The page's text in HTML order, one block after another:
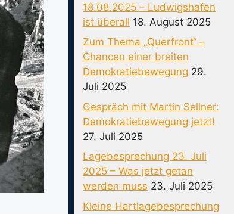
18.08.2025 – Ludwigshafen
ist überall 18. August 2025
Zum Thema „Querfront“ –
Chancen einer breiten
Demokratiebewegung 29.
Juli 2025
Gespräch mit Martin Sellner:
Demokratiebewegung jetzt!
27. Juli 2025
Lagebesprechung 23. Juli
2025 – Was jetzt getan
werden muss 23. Juli 2025
Kleine Hartlagebesprechung